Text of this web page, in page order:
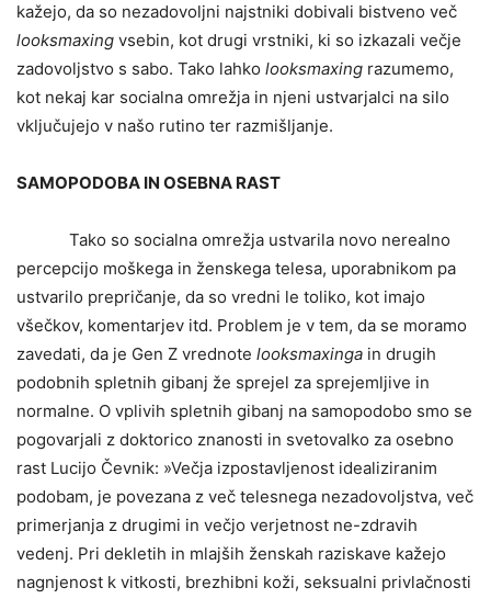
kažejo, da so nezadovoljni najstniki dobivali bistveno več
looksmaxing vsebin, kot drugi vrstniki, ki so izkazali večje
zadovoljstvo s sabo. Tako lahko looksmaxing razumemo,
kot nekaj kar socialna omrežja in njeni ustvarjalci na silo
vključujejo v našo rutino ter razmišljanje.
SAMOPODOBA IN OSEBNA RAST
Tako so socialna omrežja ustvarila novo nerealno
percepcijo moškega in ženskega telesa, uporabnikom pa
ustvarilo prepričanje, da so vredni le toliko, kot imajo
všečkov, komentarjev itd. Problem je v tem, da se moramo
zavedati, da je Gen Z vrednote looksmaxinga in drugih
podobnih spletnih gibanj že sprejel za sprejemljive in
normalne. O vplivih spletnih gibanj na samopodobo smo se
pogovarjali z doktorico znanosti in svetovalko za osebno
rast Lucijo Čevnik: »Večja izpostavljenost idealiziranim
podobam, je povezana z več telesnega nezadovoljstva, več
primerjanja z drugimi in večjo verjetnost ne-zdravih
vedenj. Pri dekletih in mlajših ženskah raziskave kažejo
nagnjenost k vitkosti, brezhibni koži, seksualni privlačnosti